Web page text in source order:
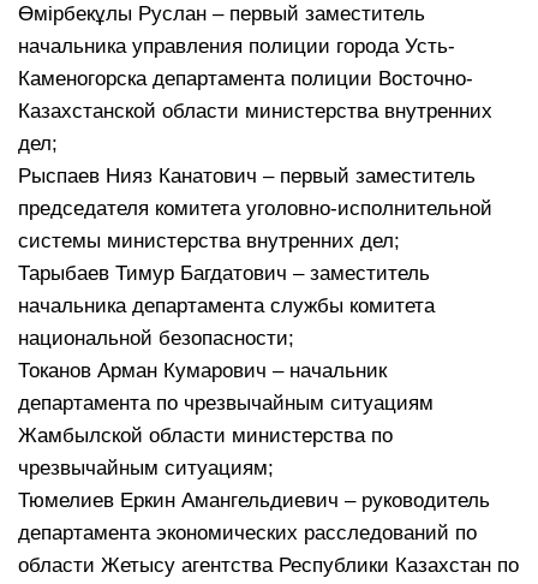
Өмірбекұлы Руслан – первый заместитель
начальника управления полиции города Усть-
Каменогорска департамента полиции Восточно-
Казахстанской области министерства внутренних
дел;
Рыспаев Нияз Канатович – первый заместитель
председателя комитета уголовно-исполнительной
системы министерства внутренних дел;
Тарыбаев Тимур Багдатович – заместитель
начальника департамента службы комитета
национальной безопасности;
Токанов Арман Кумарович – начальник
департамента по чрезвычайным ситуациям
Жамбылской области министерства по
чрезвычайным ситуациям;
Тюмелиев Еркин Амангельдиевич – руководитель
департамента экономических расследований по
области Жетысу агентства Республики Казахстан по